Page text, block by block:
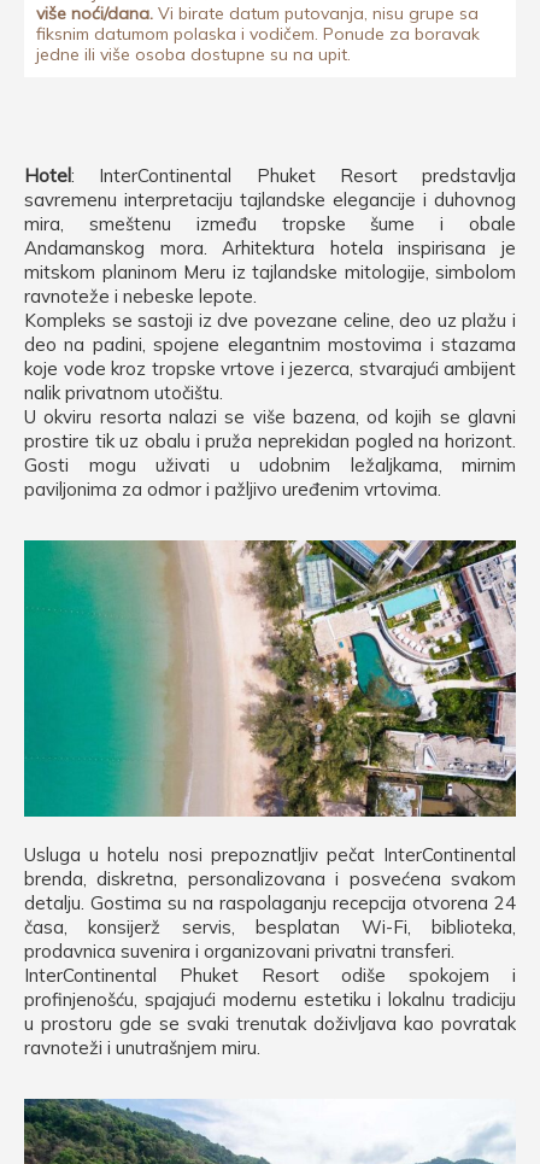
više noći/dana. Vi birate datum putovanja, nisu grupe sa
fiksnim datumom polaska i vodičem. Ponude za boravak
jedne ili više osoba dostupne su na upit.
Hotel: InterContinental Phuket Resort predstavlja
savremenu interpretaciju tajlandske elegancije i duhovnog
mira, smeštenu između tropske šume i obale
Andamanskog mora. Arhitektura hotela inspirisana je
mitskom planinom Meru iz tajlandske mitologije, simbolom
ravnoteže i nebeske lepote.
Kompleks se sastoji iz dve povezane celine, deo uz plažu i
deo na padini, spojene elegantnim mostovima i stazama
koje vode kroz tropske vrtove i jezerca, stvarajući ambijent
nalik privatnom utočištu.
U okviru resorta nalazi se više bazena, od kojih se glavni
prostire tik uz obalu i pruža neprekidan pogled na horizont.
Gosti mogu uživati u udobnim ležaljkama, mirnim
paviljonima za odmor i pažljivo uređenim vrtovima.
Usluga u hotelu nosi prepoznatljiv pečat InterContinental
brenda, diskretna, personalizovana i posvećena svakom
detalju. Gostima su na raspolaganju recepcija otvorena 24
časa, konsijerž servis, besplatan Wi-Fi, biblioteka,
prodavnica suvenira i organizovani privatni transferi.
InterContinental Phuket Resort odiše spokojem i
profinjenošću, spajajući modernu estetiku i lokalnu tradiciju
u prostoru gde se svaki trenutak doživljava kao povratak
ravnoteži i unutrašnjem miru.